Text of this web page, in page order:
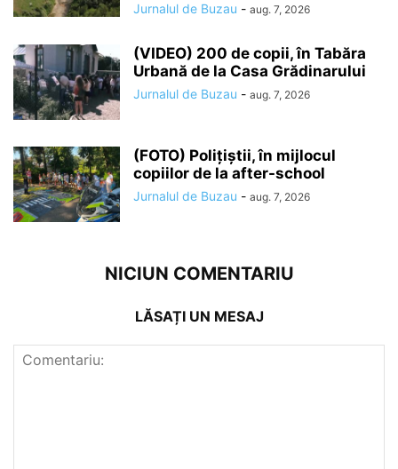
Jurnalul de Buzau - aug. 7, 2026
(VIDEO) 200 de copii, în Tabăra
Urbană de la Casa Grădinarului
Jurnalul de Buzau - aug. 7, 2026
(FOTO) Polițiștii, în mijlocul
copiilor de la after-school
Jurnalul de Buzau - aug. 7, 2026
NICIUN COMENTARIU
LĂSAȚI UN MESAJ